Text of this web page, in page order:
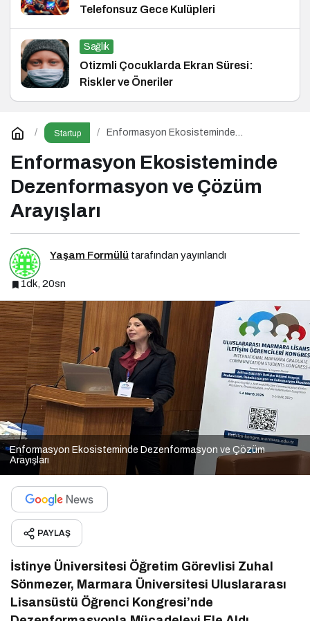
Telefonsuz Gece Kulüpleri
Sağlık
Otizmli Çocuklarda Ekran Süresi:
Riskler ve Öneriler
Startup
Enformasyon Ekosisteminde
Enformasyon Ekosisteminde
Dezenformasyon ve Çözüm
Arayışları
Yaşam Formülü tarafından yayınlandı
1dk, 20sn
Enformasyon Ekosisteminde Dezenformasyon ve Çözüm
Arayışları
PAYLAŞ
İstinye Üniversitesi Öğretim Görevlisi Zuhal
Sönmezer, Marmara Üniversitesi Uluslararası
Lisansüstü Öğrenci Kongresi’nde